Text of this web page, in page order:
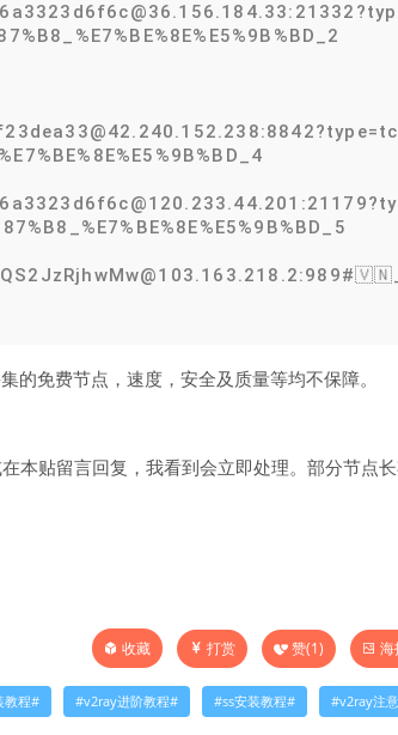
免费节点，速度，安全及质量等均不保障。
本贴留言回复，我看到会立即处理。部分节点
收藏 打赏 赞(1) 海
教程 v2ray进阶教程 ss安装教程 v2ray注